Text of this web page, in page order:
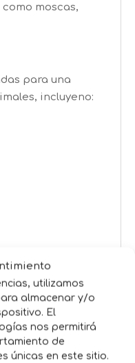
utilizamos
almacenar y/o
El
nos permitirá
de
únicas en este sitio.
moscas,
para una
incluyeno:
contra una
externos.
activos 100%
agresivos